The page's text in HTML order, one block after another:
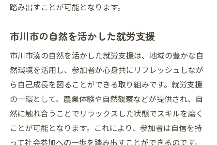
踏み出すことが可能となります。
市川市の自然を活かした就労支援
市川市湊の自然を活かした就労支援は、地域の豊かな自
然環境を活用し、参加者が心身共にリフレッシュしなが
ら自己成長を図ることができる取り組みです。就労支援
の一環として、農業体験や自然観察などが提供され、自
然に触れ合うことでリラックスした状態でスキルを磨く
ことが可能となります。これにより、参加者は自信を持
って社会参加への一歩を踏み出すことができるのです。